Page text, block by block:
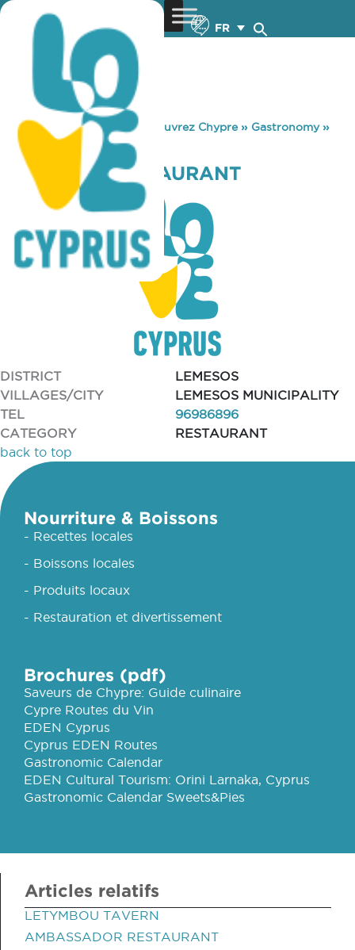
FR
You are here: Home »Découvrez Chypre» Gastronomy»
CATRINAS RESTAURANT
CATRINAS RESTAURANT
DISTRICT
LEMESOS
VILLAGES/CITY
LEMESOS MUNICIPALITY
TEL
96986896
CATEGORY
RESTAURANT
back to top
Nourriture & Boissons
- Recettes locales
- Boissons locales
- Produits locaux
- Restauration et divertissement
Brochures (pdf)
Saveurs de Chypre: Guide culinaire
Cypre Routes du Vin
EDEN Cyprus
Cyprus EDEN Routes
Gastronomic Calendar
EDEN Cultural Tourism: Orini Larnaka, Cyprus
Gastronomic Calendar Sweets&Pies
Articles relatifs
LETYMBOU TAVERN
AMBASSADOR RESTAURANT